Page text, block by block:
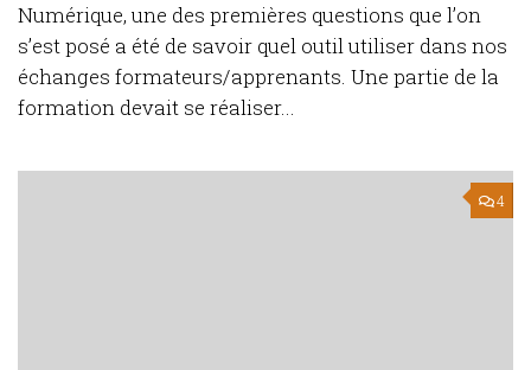
Numérique, une des premières questions que l’on
s’est posé a été de savoir quel outil utiliser dans nos
échanges formateurs/apprenants. Une partie de la
formation devait se réaliser...
4